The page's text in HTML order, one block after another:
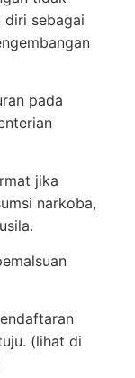
diri sebagai
pada
jika
narkoba,
(lihat di